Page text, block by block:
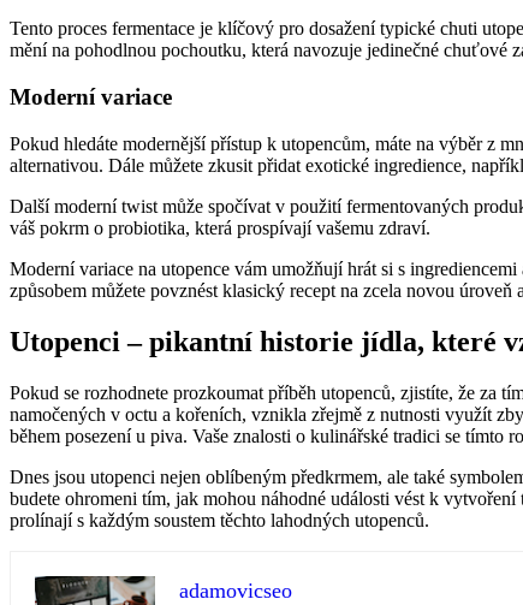
Tento proces fermentace je klíčový pro dosažení typické chuti
mění na pohodlnou pochoutku, která navozuje jedinečné chuťové
Moderní variace
Pokud hledáte modernější přístup k utopencům, máte na výběr z
alternativou. Dále můžete zkusit přidat exotické ingredience,
Další moderní twist může spočívat v použití fermentovaných
váš pokrm o probiotika, která prospívají vašemu zdraví.
Moderní variace na utopence vám umožňují hrát si s
způsobem můžete povznést klasický recept na zcela novou
Utopenci – pikantní historie jídla, které
Pokud se rozhodnete prozkoumat příběh utopenců, zjistíte, že za
namočených v octu a kořeních, vznikla zřejmě z nutnosti využít
během posezení u piva. Vaše znalosti o kulinářské tradici se tímto
Dnes jsou utopenci nejen oblíbeným předkrmem, ale také
budete ohromeni tím, jak mohou náhodné události vést k
prolínají s každým soustem těchto lahodných utopenců.
adamovicseo